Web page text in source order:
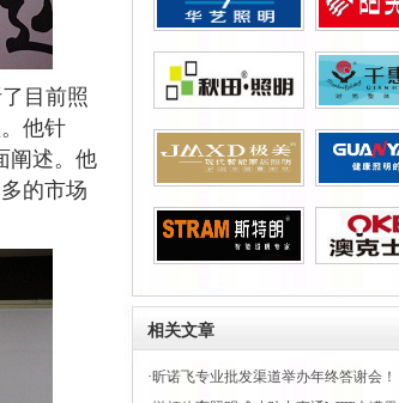
目前照
他针
阐述。他
的市场
相关文章
·昕诺飞专业批发渠道举办年终答谢会！